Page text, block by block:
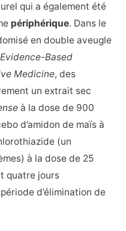
qui a également été
périphérique. Dans le
en double aveugle
Evidence-Based
Medicine, des
un extrait sec
à la dose de 900
d’amidon de maïs à
(un
à la dose de 25
quatre jours
d’élimination de